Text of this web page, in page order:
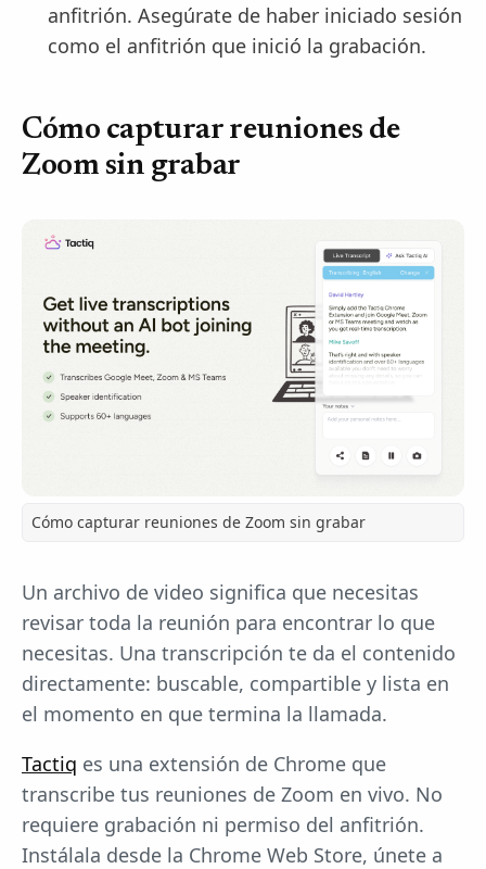
anfitrión. Asegúrate de haber iniciado sesión
como el anfitrión que inició la grabación.
Cómo capturar reuniones de
Zoom sin grabar
Cómo capturar reuniones de Zoom sin grabar
Un archivo de video significa que necesitas
revisar toda la reunión para encontrar lo que
necesitas. Una transcripción te da el contenido
directamente: buscable, compartible y lista en
el momento en que termina la llamada.
Tactiq es una extensión de Chrome que
transcribe tus reuniones de Zoom en vivo. No
requiere grabación ni permiso del anfitrión.
Instálala desde la Chrome Web Store, únete a